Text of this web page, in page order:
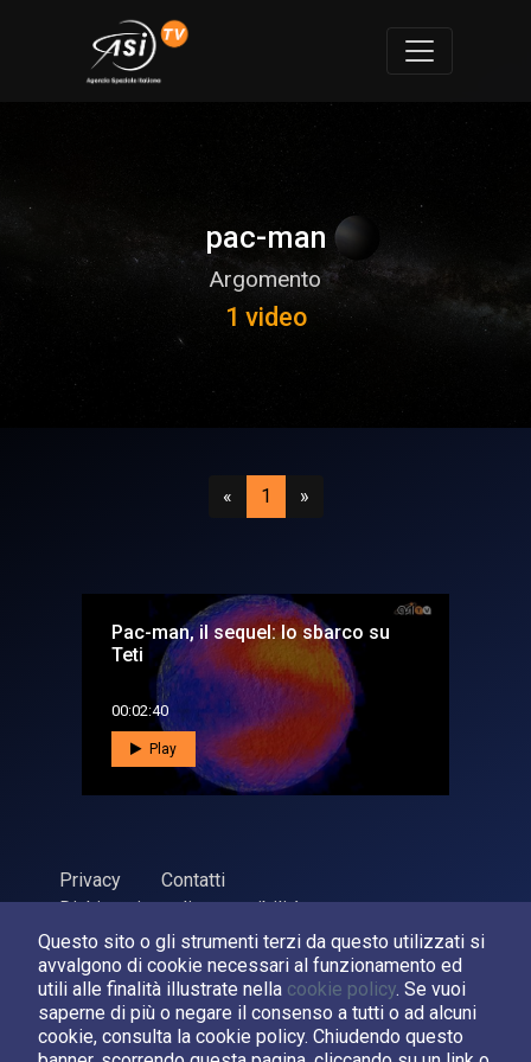
Questo sito o gli strumenti terzi da questo utilizzati si
avvalgono di cookie necessari al funzionamento ed
utili alle finalità illustrate nella cookie policy. Se vuoi
saperne di più o negare il consenso a tutti o ad alcuni
cookie, consulta la cookie policy. Chiudendo questo
pac-man
Argomento
1 video
«Precedente
1 (attuale)
»Successivo
Pac-man, il sequel: lo sbarco su
Teti
00:02:40
Play
Privacy
Contatti
Dichiarazione di accessibilità
ASI Agenzia Spaziale Italiana, 2026. P.Iva 03638121008
Sviluppato daLPM
Seguici su: